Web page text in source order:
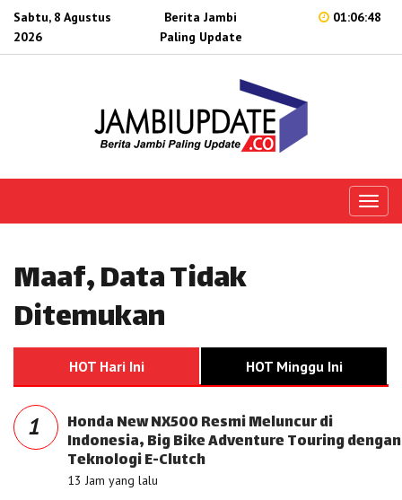
Sabtu, 8 Agustus
2026
Berita Jambi
Paling Update
01:06:48
Maaf, Data Tidak
Ditemukan
HOT Hari Ini HOT Minggu Ini
1 Honda New NX500 Resmi Meluncur di
Indonesia, Big Bike Adventure Touring dengan
Teknologi E-Clutch
13 Jam yang lalu